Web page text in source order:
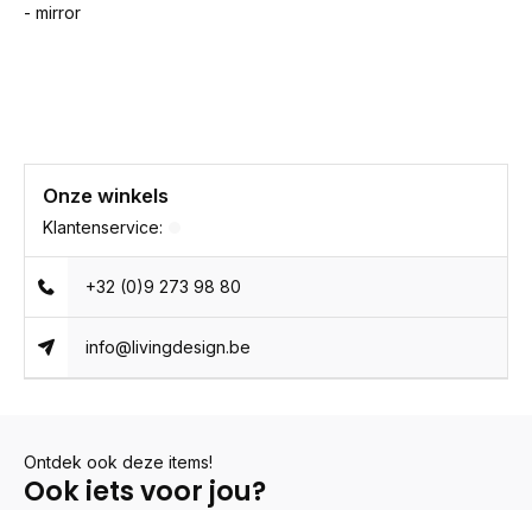
- mirror
Onze winkels
Klantenservice:
+32 (0)9 273 98 80
info@livingdesign.be
Ontdek ook deze items!
Ook iets voor jou?